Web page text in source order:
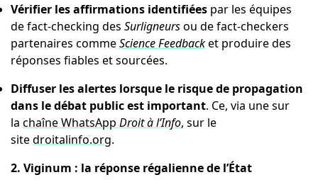
Vérifier les affirmations identifiéespar les équipes
de fact-checking des Surligneursou de fact-checkers
partenaires commeScience Feedbacket produire des
réponses fiables et sourcées.
Diffuser les alertes lorsque le risque de propagation
dans le débat public est important. Ce, via une sur
la chaîne WhatsApp Droit à l’Info, sur le
sitedroitalinfo.org.
2. Viginum : la réponse régalienne de l’État